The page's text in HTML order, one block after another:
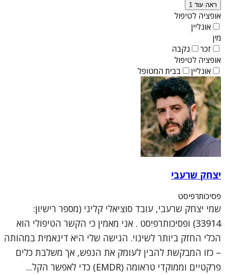
ראה עוד 1
אופציה לטיפול
אונליין
מין
זכר
נקבה
אופציה לטיפול
אונליין
בבית המטופל
יצחק שרעבי
פסיכותרפיסט
שמי יצחק שרעבי, עובד סוציאלי קליני (מספר רישיון:
33914) ופסיכותרפיסט . אני מאמין כי הקשר הטיפולי הוא
הכלי החזק ביותר לשינוי. הגישה שלי היא דינאמית במהותה
– כזו המבקשת להבין לעומק את הנפש, אך משלבת כלים
פרקטיים וממוקדי טראומה (EMDR) כדי לאפשר הקל...